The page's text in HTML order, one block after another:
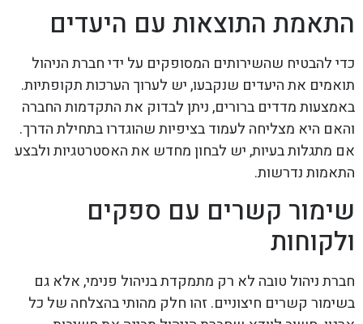
התאמת התוצאות עם היעדים
כדי להבטיח שהשירותים המסופקים על ידי חברת הניהול
תואמים את היעדים שנקבעו, יש לערוך הערכות תקופתיות.
באמצעות מדדים ברורים, ניתן לבדוק את התקדמות החברה
והאם היא מצליחה לעמוד בציפיות שהוגדרו בתחילת הדרך.
אם מתגלות בעיות, יש לבחון מחדש את האסטרטגיות ולבצע
התאמות נדרשות.
שימור קשרים עם ספקים
ולקוחות
חברת ניהול טובה לא רק מתמקדת בניהול פנימי, אלא גם
בשימור קשרים חיצוניים. זהו חלק מהותי בהצלחה של כל